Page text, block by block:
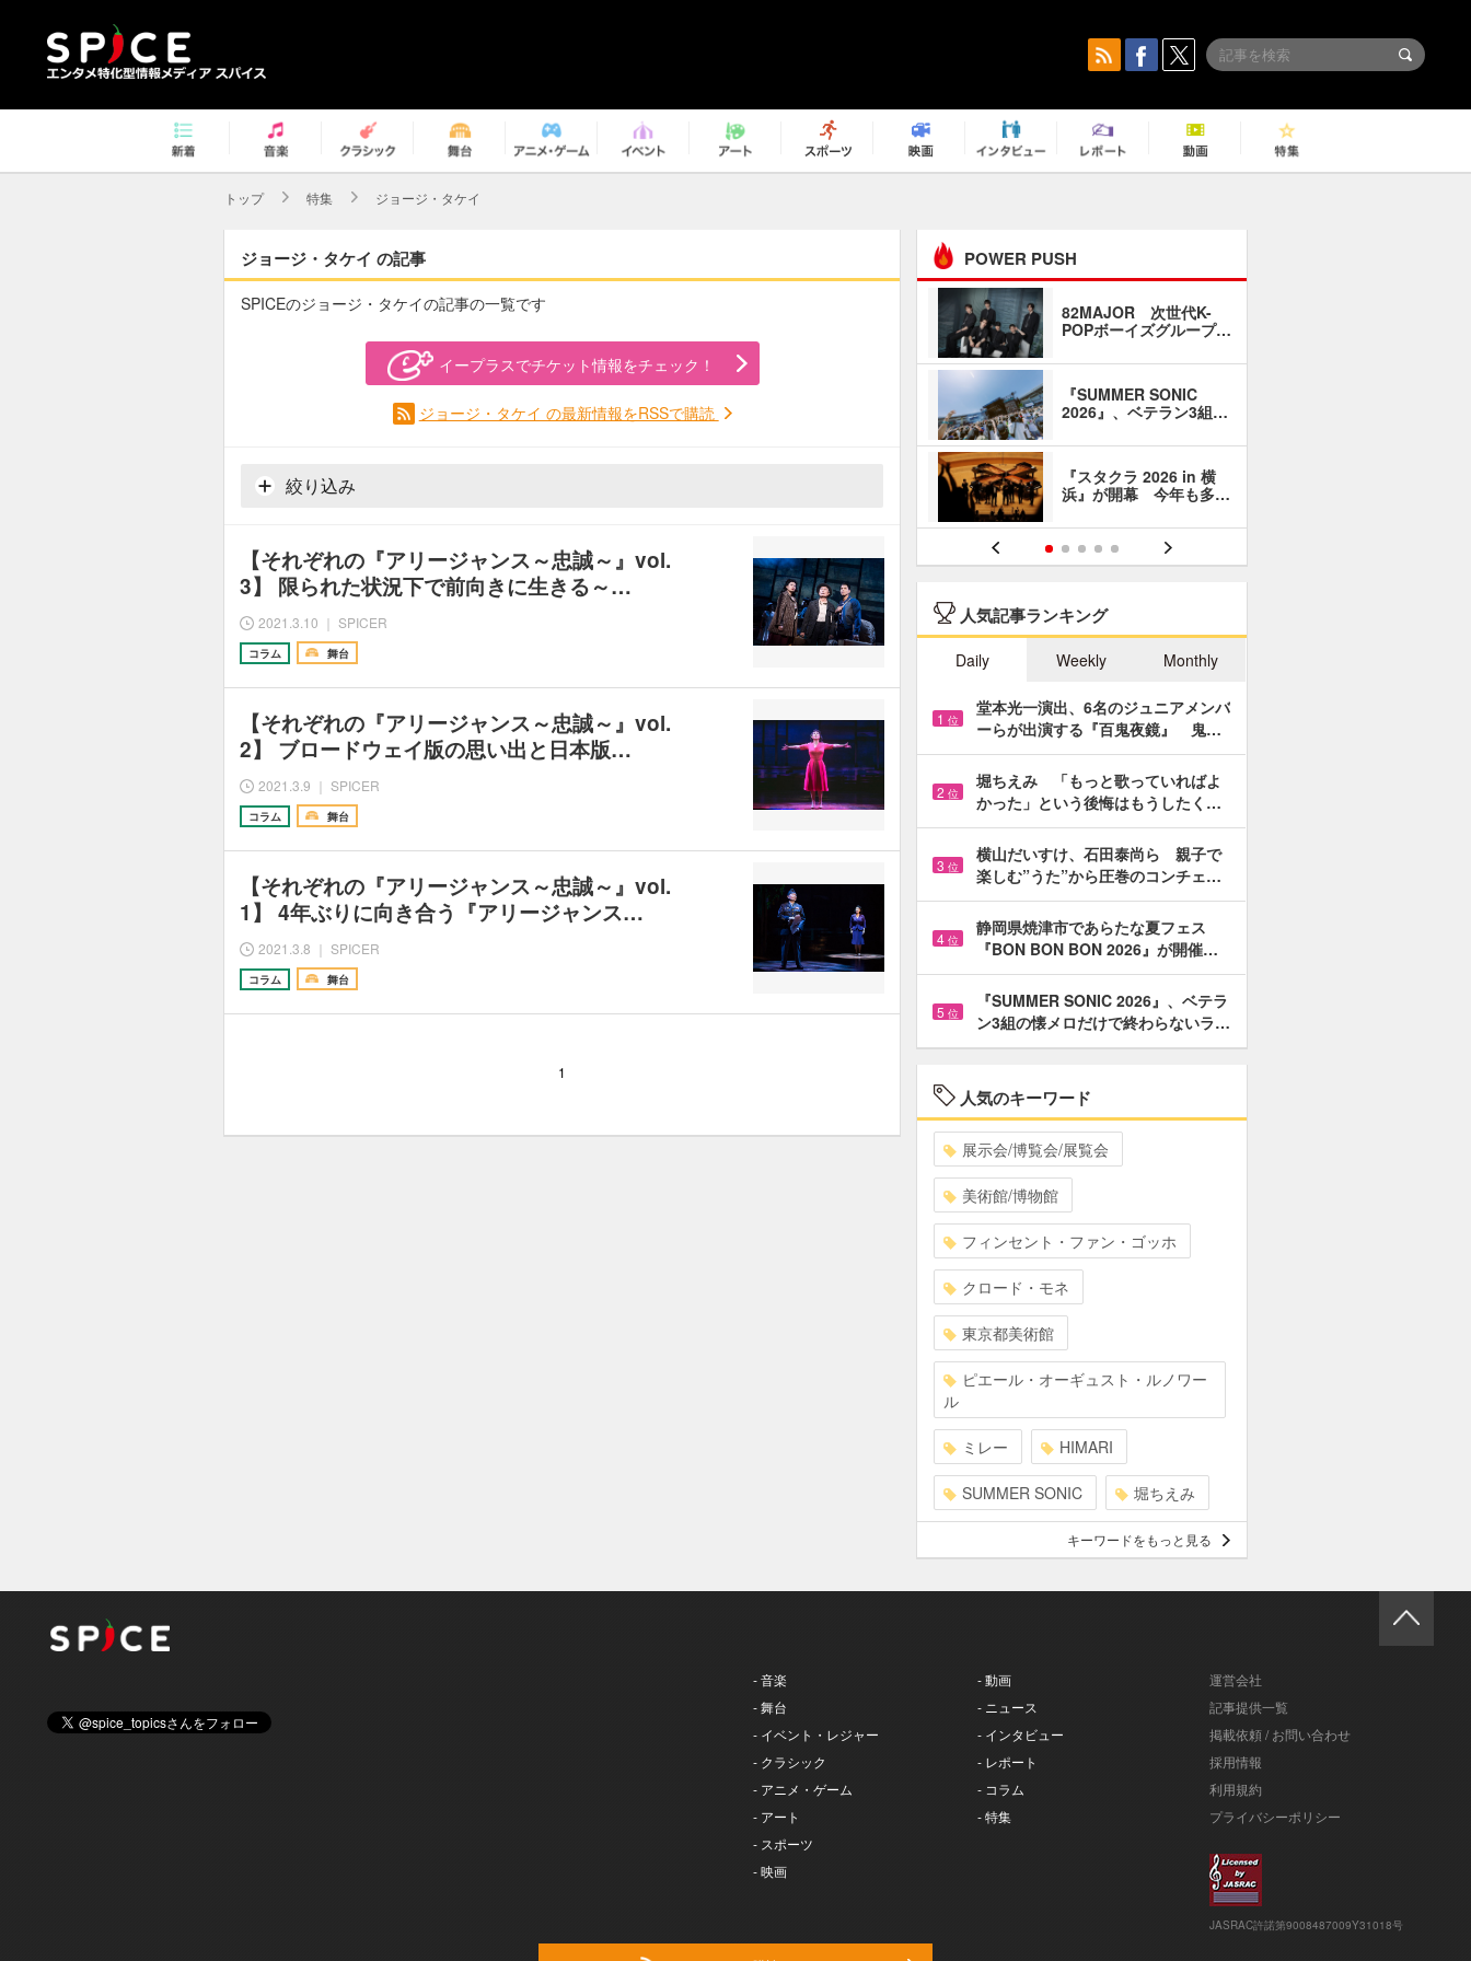
トップ 特集 ジョージ・タケイ
ジョージ・タケイ の記事
SPICEのジョージ・タケイの記事の一覧です
イープラスでチケット情報をチェック！
ジョージ・タケイ の最新情報をRSSで購読
絞り込み
【それぞれの『アリージャンス～忠誠～』vol.
3】 限られた状況下で前向きに生きる～…
2021.3.10 ｜ SPICER
コラム 舞台
【それぞれの『アリージャンス～忠誠～』vol.
2】 ブロードウェイ版の思い出と日本版…
2021.3.9 ｜ SPICER
コラム 舞台
【それぞれの『アリージャンス～忠誠～』vol.
1】 4年ぶりに向き合う『アリージャンス…
2021.3.8 ｜ SPICER
コラム 舞台
1
POWER PUSH
82MAJOR 次世代K-
POPボーイズグループ…
『SUMMER SONIC
2026』、ベテラン3組…
『スタクラ 2026 in 横
浜』が開幕 今年も多…
人気記事ランキング
Daily Weekly Monthly
1 位
堂本光一演出、6名のジュニアメンバ
ーらが出演する『百鬼夜鏡』 鬼…
2 位
堀ちえみ 「もっと歌っていればよ
かった」という後悔はもうしたく…
3 位
横山だいすけ、石田泰尚ら 親子で
楽しむ”うた”から圧巻のコンチェ…
4 位
静岡県焼津市であらたな夏フェス
『BON BON BON 2026』が開催…
5 位
『SUMMER SONIC 2026』、ベテラ
ン3組の懐メロだけで終わらないラ…
人気のキーワード
展示会/博覧会/展覧会
美術館/博物館
フィンセント・ファン・ゴッホ
クロード・モネ
東京都美術館
ピエール・オーギュスト・ルノワー
ル
ミレー HIMARI
SUMMER SONIC 堀ちえみ
キーワードをもっと見る
- 音楽
- 舞台
- イベント・レジャー
- クラシック
- アニメ・ゲーム
- アート
- スポーツ
- 映画
- 動画
- ニュース
- インタビュー
- レポート
- コラム
- 特集
運営会社
記事提供一覧
掲載依頼 / お問い合わせ
採用情報
利用規約
プライバシーポリシー
JASRAC許諾第9008487009Y31018号